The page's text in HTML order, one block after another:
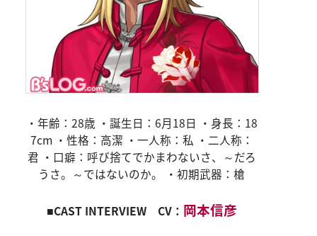
・年齢：28歳 ・誕生日：6月18日 ・身長：18
7cm ・性格：高潔 ・一人称：私 ・二人称：
君 ・口癖：呼び捨てでかまわないさ、～だろ
うさ。～ではないのか。 ・初期武器：槍
■CAST INTERVIEW CV： 岡本信彦